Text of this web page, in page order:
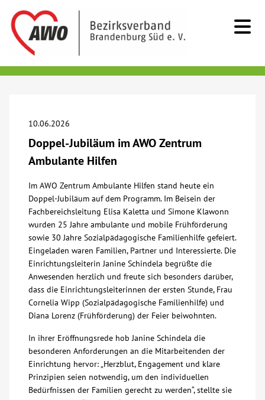
Menschen mit Behinderung
Beratung & Hilfe
Begegnung
Bildung
Über uns
Veranstaltungen
Spenden
Mitmachen
10.06.2026
Doppel-Jubiläum im AWO Zentrum
Ambulante Hilfen
Im AWO Zentrum Ambulante Hilfen stand heute ein
Doppel-Jubiläum auf dem Programm. Im Beisein der
Fachbereichsleitung Elisa Kaletta und Simone Klawonn
wurden 25 Jahre ambulante und mobile Frühförderung
sowie 30 Jahre Sozialpädagogische Familienhilfe gefeiert.
Eingeladen waren Familien, Partner und Interessierte. Die
Einrichtungsleiterin Janine Schindela begrüßte die
Anwesenden herzlich und freute sich besonders darüber,
dass die Einrichtungsleiterinnen der ersten Stunde, Frau
Cornelia Wipp (Sozialpädagogische Familienhilfe) und
Diana Lorenz (Frühförderung) der Feier beiwohnten.
In ihrer Eröffnungsrede hob Janine Schindela die
besonderen Anforderungen an die Mitarbeitenden der
Einrichtung hervor: „Herzblut, Engagement und klare
Prinzipien seien notwendig, um den individuellen
Bedürfnissen der Familien gerecht zu werden“, stellte sie